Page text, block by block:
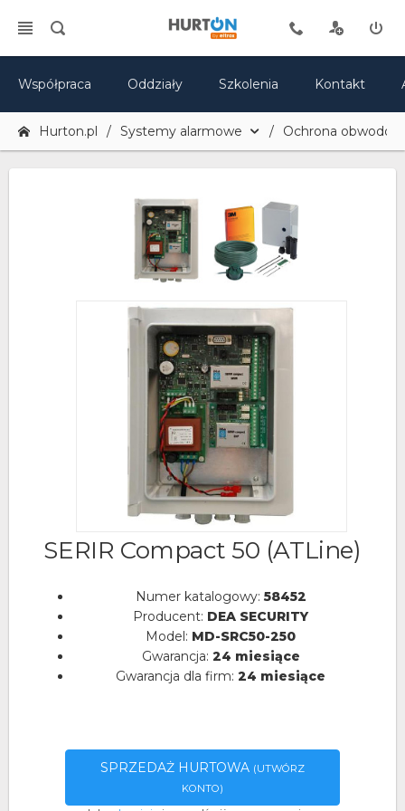
Współpraca Oddziały Szkolenia Kontakt
Hurton.pl Systemy alarmowe Ochrona
SERIR Compact 50 (ATLine)
Numer katalogowy: 58452
Producent: DEA SECURITY
Model: MD-SRC50-250
Gwarancja: 24 miesiące
Gwarancja dla firm: 24 miesiące
SPRZEDAŻ HURTOWA (UTWÓRZ
KONTO)